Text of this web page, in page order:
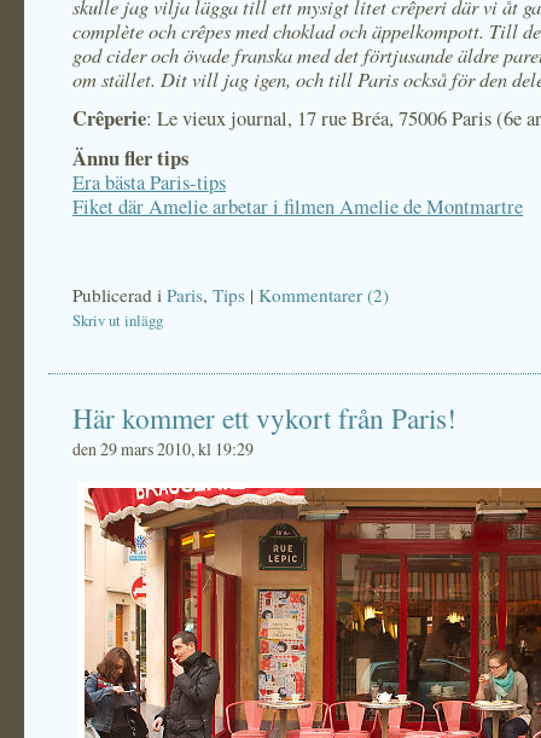
skulle jag vilja lägga till ett mysigt litet crêperi där vi åt
complète och crêpes med choklad och äppelkompott. Till
god cider och övade franska med det förtjusande äldre
om stället. Dit vill jag igen, och till Paris också för den
Crêperie: Le vieux journal, 17 rue Bréa, 75006 Paris (6e
Ännu fler tips
Era bästa Paris-tips
Fiket där Amelie arbetar i filmen Amelie de Montmartre
Publicerad i Paris, Tips | Kommentarer (2)
Skriv ut inlägg
Här kommer ett vykort från Paris!
den 29 mars 2010, kl 19:29